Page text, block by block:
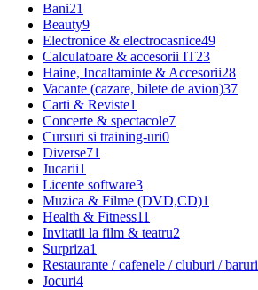
Bani21
Beauty9
Electronice & electrocasnice49
Calculatoare & accesorii IT23
Haine, Incaltaminte & Accesorii28
Vacante (cazare, bilete de avion)37
Carti & Reviste1
Concerte & spectacole7
Cursuri si training-uri0
Diverse71
Jucarii1
Licente software3
Muzica & Filme (DVD,CD)1
Health & Fitness11
Invitatii la film & teatru2
Surpriza1
Restaurante / cafenele / cluburi / baruri
Jocuri4